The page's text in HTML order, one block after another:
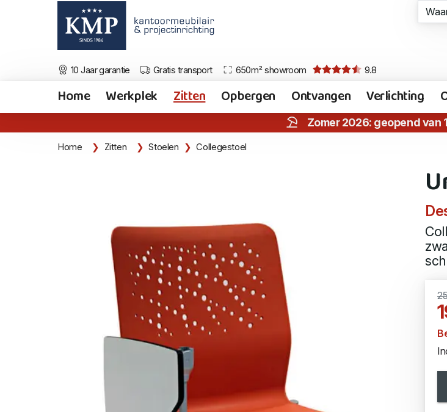
10 Jaar garantie Gratis transport 650m² showroom 9.8
Home Werkplek Zitten Opbergen Ontvangen Verlichting
Zomer 2026: geopend van
Home Zitten Stoelen Collegestoel